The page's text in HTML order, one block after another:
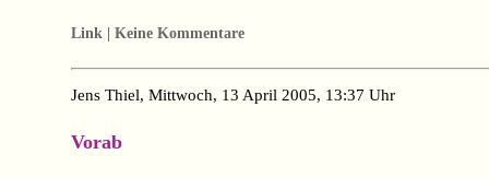
Link | Keine Kommentare
Jens Thiel, Mittwoch, 13 April 2005, 13:37 Uhr
Vorab